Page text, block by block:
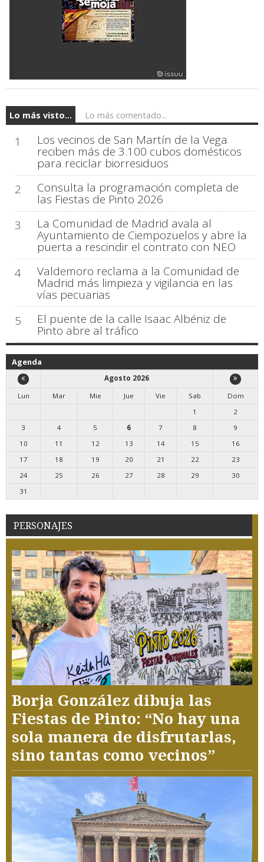
Lo más visto... Lo más comentado...
1 Los vecinos de San Martín de la Vega
reciben más de 3.100 cubos domésticos
para reciclar biorresiduos
2
Consulta la programación completa de
las Fiestas de Pinto 2026
3
La Comunidad de Madrid avala al
Ayuntamiento de Ciempozuelos y abre la
puerta a rescindir el contrato con NEO
4
Valdemoro reclama a la Comunidad de
Madrid más limpieza y vigilancia en las
vías pecuarias
5
El puente de la calle Isaac Albéniz de
Pinto abre al tráfico
Agenda
Agosto 2026
Lun
Mar Mie Jue Vie Sab
Dom
1
2
3
4 5 6 7 8
9
10
11 12 13 14 15
16
17
18 19 20 21 22
23
24
25 26 27 28 29
30
31
PERSONAJES
Borja González dibuja las
Fiestas de Pinto: “No hay una
sola manera de disfrutarlas,
sino tantas como vecinos”